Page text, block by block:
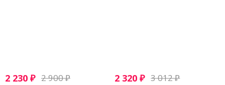
2 230 ₽ 2 900₽ 2 320₽ 3 012₽